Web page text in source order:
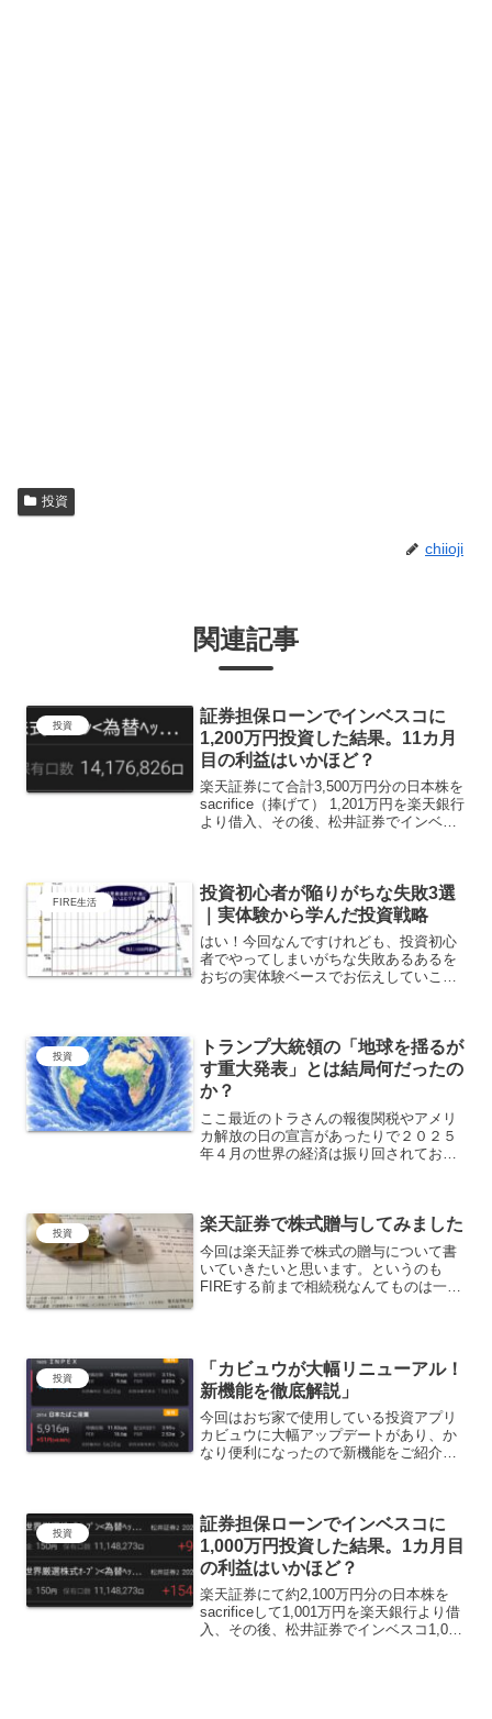
投資
chiioji
関連記事
投資
証券担保ローンでインベスコに
1,200万円投資した結果。11カ月
目の利益はいかほど？
楽天証券にて合計3,500万円分の日本株を
sacrifice（捧げて） 1,201万円を楽天銀行
より借入、その後、松井証券でインベス
FIRE生活
投資初心者が陥りがちな失敗3選
｜実体験から学んだ投資戦略
はい！今回なんですけれども、投資初心
者でやってしまいがちな失敗あるあるを
おぢの実体験ベースでお伝えしていこう
ぢが株初心者だったころの...
投資
トランプ大統領の「地球を揺るが
す重大発表」とは結局何だったの
か？
ここ最近のトラさんの報復関税やアメリ
カ解放の日の宣言があったりで２０２５
年４月の世界の経済は振り回されており
to be...
投資 楽天証券で株式贈与してみました
今回は楽天証券で株式の贈与について書
いていきたいと思います。というのも
FIREする前まで相続税なんてものは一部
は息子に年間110万円...
投資
「カビュウが大幅リニューアル！
新機能を徹底解説」
今回はおぢ家で使用している投資アプリ
カビュウに大幅アップデートがあり、か
なり便利になったので新機能をご紹介。
れておりません。カビ...
投資
証券担保ローンでインベスコに
1,000万円投資した結果。1カ月目
の利益はいかほど？
楽天証券にて約2,100万円分の日本株を
sacrificeして1,001万円を楽天銀行より借
入、その後、松井証券でインベスコ1,000